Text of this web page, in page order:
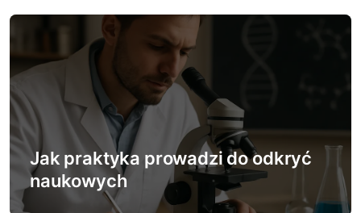
Jak praktyka prowadzi do odkryć
naukowych